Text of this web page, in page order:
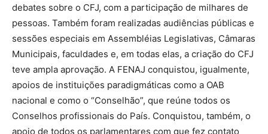
debates sobre o CFJ, com a participação de milhares de
pessoas. Também foram realizadas audiências públicas e
sessões especiais em Assembléias Legislativas, Câmaras
Municipais, faculdades e, em todas elas, a criação do CFJ
teve ampla aprovação. A FENAJ conquistou, igualmente,
apoios de instituições paradigmáticas como a OAB
nacional e como o “Conselhão”, que reúne todos os
Conselhos profissionais do País. Conquistou, também, o
apoio de todos os parlamentares com que fez contato